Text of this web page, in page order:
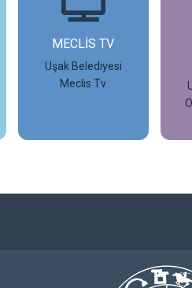
MECLİS TV
Uşak Belediyesi
Meclis Tv